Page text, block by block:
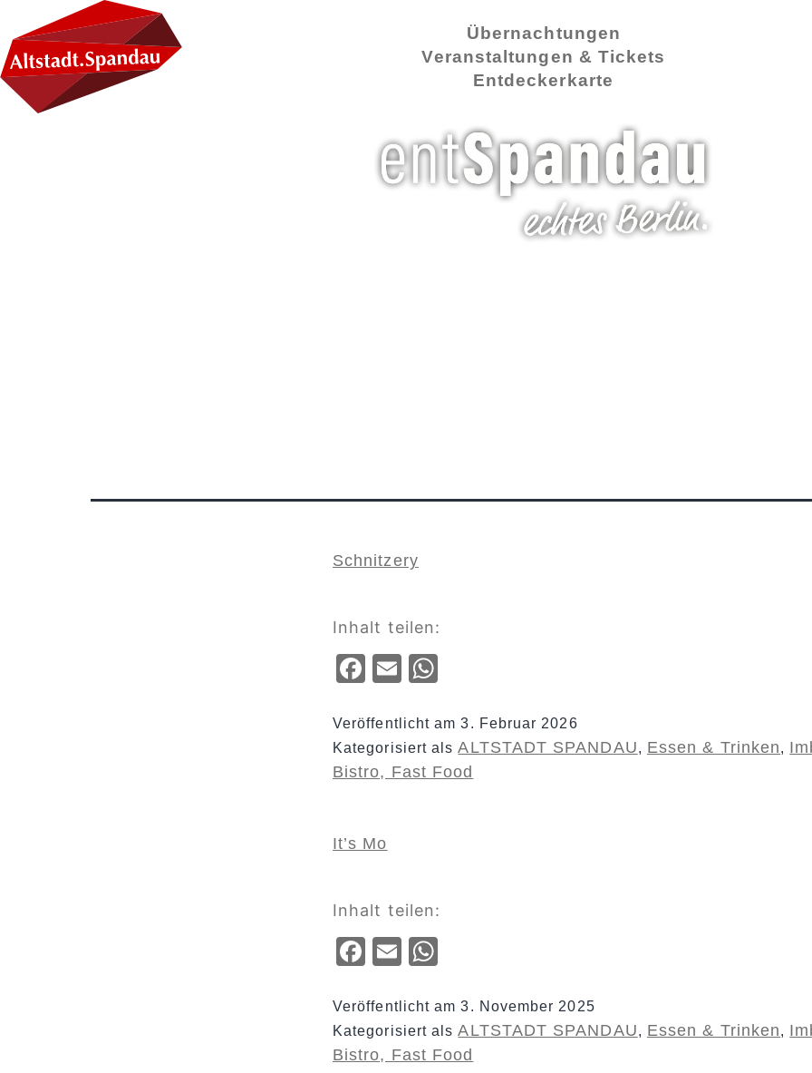
Übernachtungen
Veranstaltungen & Tickets
Entdeckerkarte
Schnitzery
Inhalt teilen:
Facebook
Email
Veröffentlicht am3. Februar 2026
Kategorisiert alsALTSTADT SPANDAU, Essen & Trinken,
Bistro, Fast Food
It’s Mo
Inhalt teilen:
Facebook
Email
Veröffentlicht am3. November 2025
Kategorisiert alsALTSTADT SPANDAU, Essen & Trinken,
Bistro, Fast Food